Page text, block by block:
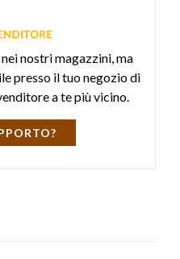
nostri magazzini, ma
presso il tuo negozio di
a te più vicino.